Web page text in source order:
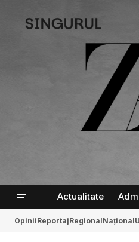
Actualitate
OpiniiReportajRegionalNațional